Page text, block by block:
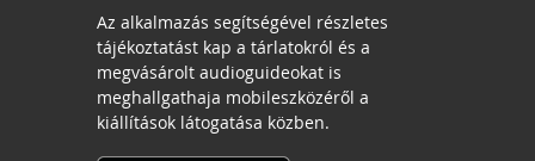
Az alkalmazás segítségével részletes
tájékoztatást kap a tárlatokról és a
megvásárolt audioguideokat is
meghallgathaja mobileszközéről a
kiállítások látogatása közben.